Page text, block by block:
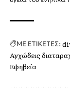
ΜΕ ΕΤΙΚΕΤΕΣ:
Αγχώδεις
Εφηβεία